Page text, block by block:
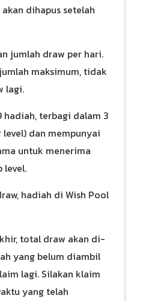
dihapus setelah
jumlah draw per hari.
maksimum, tidak
lagi.
terbagi dalam 3
dan mempunyai
untuk menerima
level.
hadiah di Wish Pool
total draw akan di-
yang belum diambil
lagi. Silakan klaim
yang telah